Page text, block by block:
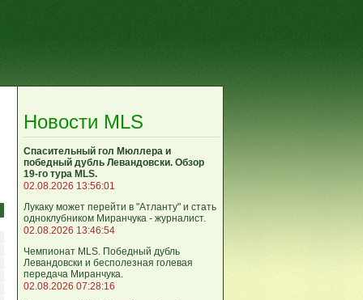
Новости MLS
Спасительный гол Мюллера и
победный дубль Левандовски. Обзор
19-го тура MLS.
02.08.2026 13:56:01
Лукаку может перейти в "Атланту" и стать
одноклубником Миранчука - журналист.
02.08.2026 13:46:54
Чемпионат MLS. Победный дубль
Левандовски и бесполезная голевая
передача Миранчука.
02.08.2026 07:28:16